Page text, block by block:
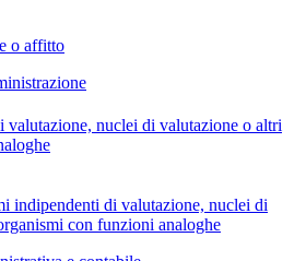
o affitto
valutazione, nuclei di valutazione o altri
indipendenti di valutazione, nuclei di
con funzioni analoghe